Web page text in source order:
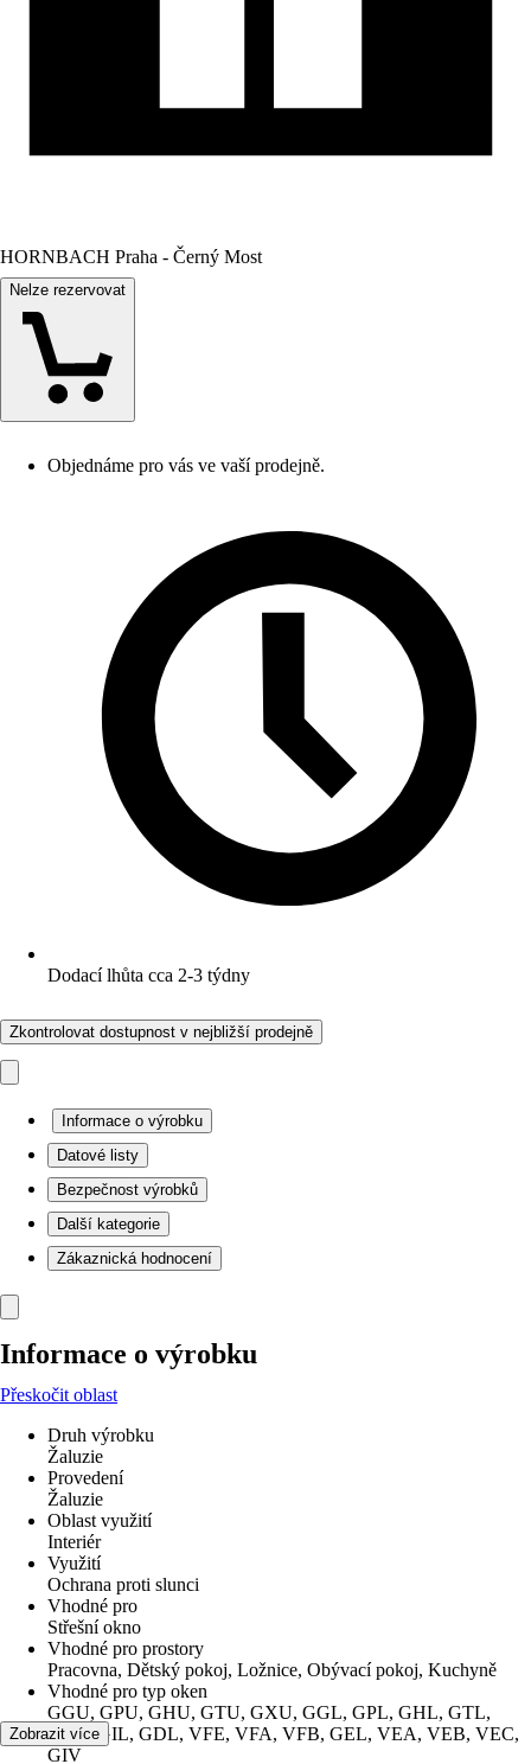
HORNBACH Praha - Černý Most
Nelze rezervovat
Objednáme pro vás ve vaší prodejně.
Dodací lhůta cca 2-3 týdny
Zkontrolovat dostupnost v nejbližší prodejně
Informace o výrobku
Datové listy
Bezpečnost výrobků
Další kategorie
Zákaznická hodnocení
Informace o výrobku
Přeskočit oblast
Druh výrobku
Žaluzie
Provedení
Žaluzie
Oblast využití
Interiér
Využití
Ochrana proti slunci
Vhodné pro
Střešní okno
Vhodné pro prostory
Pracovna, Dětský pokoj, Ložnice, Obývací pokoj, Kuchyně
Vhodné pro typ oken
GGU, GPU, GHU, GTU, GXU, GGL, GPL, GHL, GTL,
GXL, GIL, GDL, VFE, VFA, VFB, GEL, VEA, VEB, VEC,
GIV
Zobrazit více